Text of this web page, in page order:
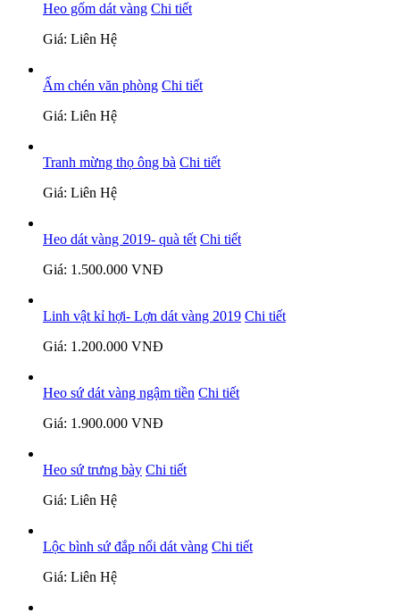
Heo gốm dát vàng Chi tiết
Giá: Liên Hệ
Ấm chén văn phòng Chi tiết
Giá: Liên Hệ
Tranh mừng thọ ông bà Chi tiết
Giá: Liên Hệ
Heo dát vàng 2019- quà tết Chi tiết
Giá: 1.500.000 VNĐ
Linh vật kỉ hợi- Lợn dát vàng 2019 Chi tiết
Giá: 1.200.000 VNĐ
Heo sứ dát vàng ngậm tiền Chi tiết
Giá: 1.900.000 VNĐ
Heo sứ trưng bày Chi tiết
Giá: Liên Hệ
Lộc bình sứ đắp nổi dát vàng Chi tiết
Giá: Liên Hệ